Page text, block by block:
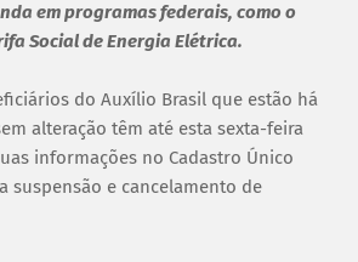
em programas federais, como o
Social de Energia Elétrica.
do Auxílio Brasil que estão há
alteração têm até esta sexta-feira
informações no Cadastro Único
suspensão e cancelamento de